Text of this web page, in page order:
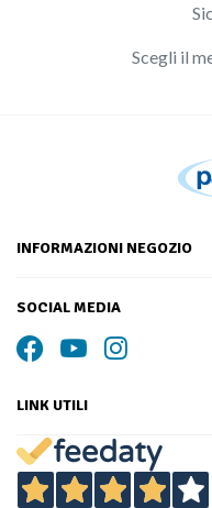
Scegli il
INFORMAZIONI NEGOZIO
SOCIAL MEDIA
LINK UTILI